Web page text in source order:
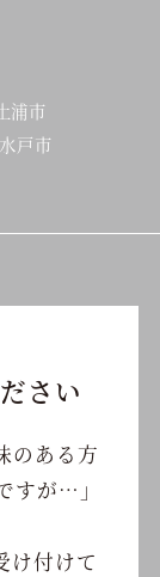
浦市
水戸市
さい
のある方
すが…」
け付けて